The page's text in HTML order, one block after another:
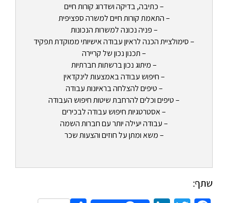
– כתיבה, בדיקה ושדרוג קורות חיים
– התאמת קורות חיים למשרה ספציפית
– פניה נכונה למשרות הנכונות
– סימולציית הכנה לראיון עבודה אישיותי ממוקדת תפקיד
– תכנון נכון של קריירה
– מיתוג נכון ברשתות חברתיות
– חיפוש עבודה באמצעות לינקדאין
– טיפים להצלחה בראיונות עבודה
– טיפים וכלים להרחבת שיטות חיפוש העבודה
– אסטרטגיות חיפוש עבודה לבכירים
– עבודה יעילה יותר עם חברות השמה
– משא ומתן על חוזים והצעות שכר
שתף: